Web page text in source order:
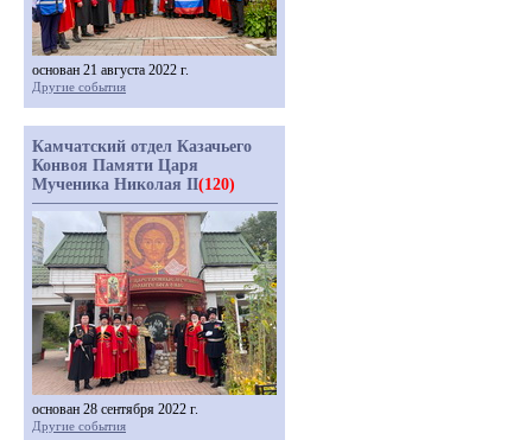
основан 21 августа 2022 г.
Другие события
Камчатский отдел Казачьего
Конвоя Памяти Царя
Мученика Николая II(120)
основан 28 сентября 2022 г.
Другие события